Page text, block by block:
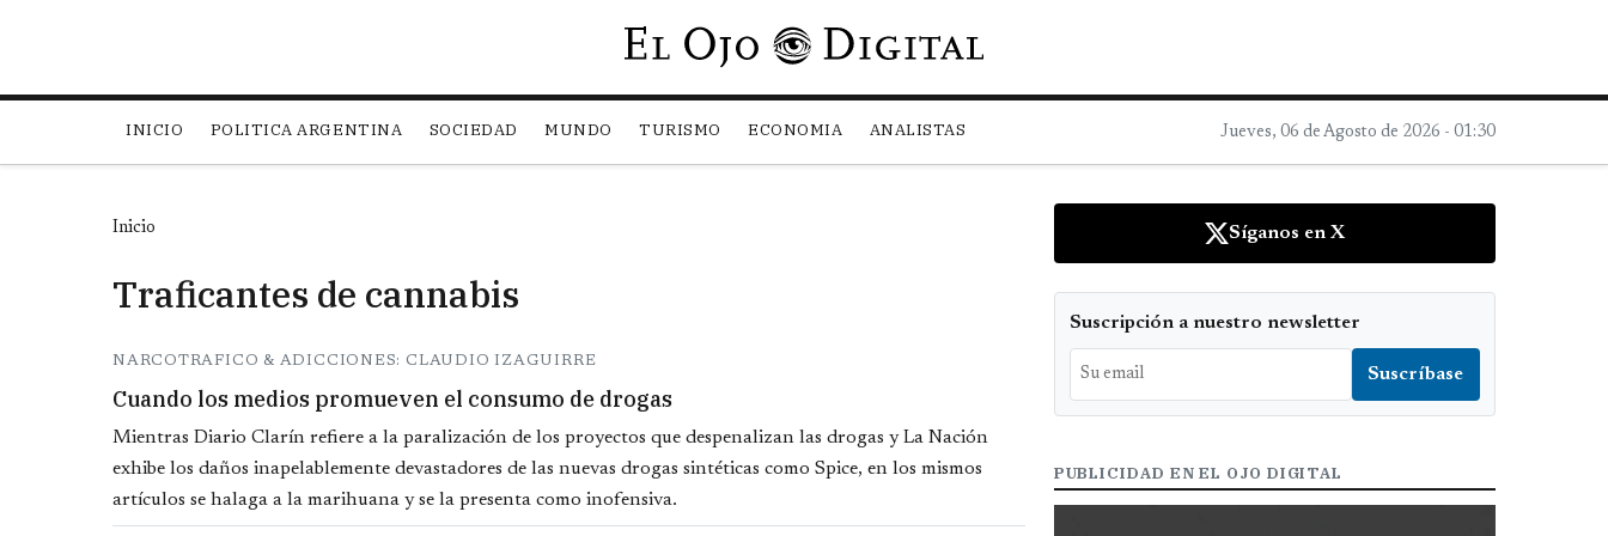
Pasar al contenido principal
INICIO POLITICA ARGENTINA SOCIEDAD MUNDO TURISMO ECONOMIA ANALISTAS Jueves, 06 de Agosto de 2026 - 01:30
Inicio
Traficantes de cannabis
NARCOTRAFICO & ADICCIONES: CLAUDIO IZAGUIRRE
Cuando los medios promueven el consumo de drogas
Mientras Diario Clarín refiere a la paralización de los proyectos que despenalizan las drogas y La Nación
exhibe los daños inapelablemente devastadores de las nuevas drogas sintéticas como Spice, en los mismos
artículos se halaga a la marihuana y se la presenta como inofensiva.
Síganos en X
Suscripción a nuestro newsletter
PUBLICIDAD EN EL OJO DIGITAL